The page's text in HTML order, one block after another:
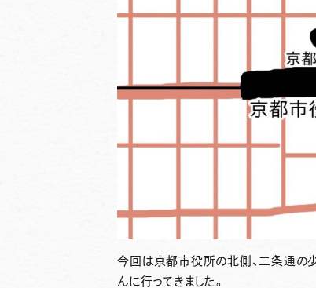
今回は京都市役所の北側、二条通の
んに行ってきました。